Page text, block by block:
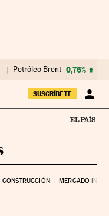
Petróleo Brent 0,76%
SUSCRÍBETE
CONSTRUCCIÓN MERCADO